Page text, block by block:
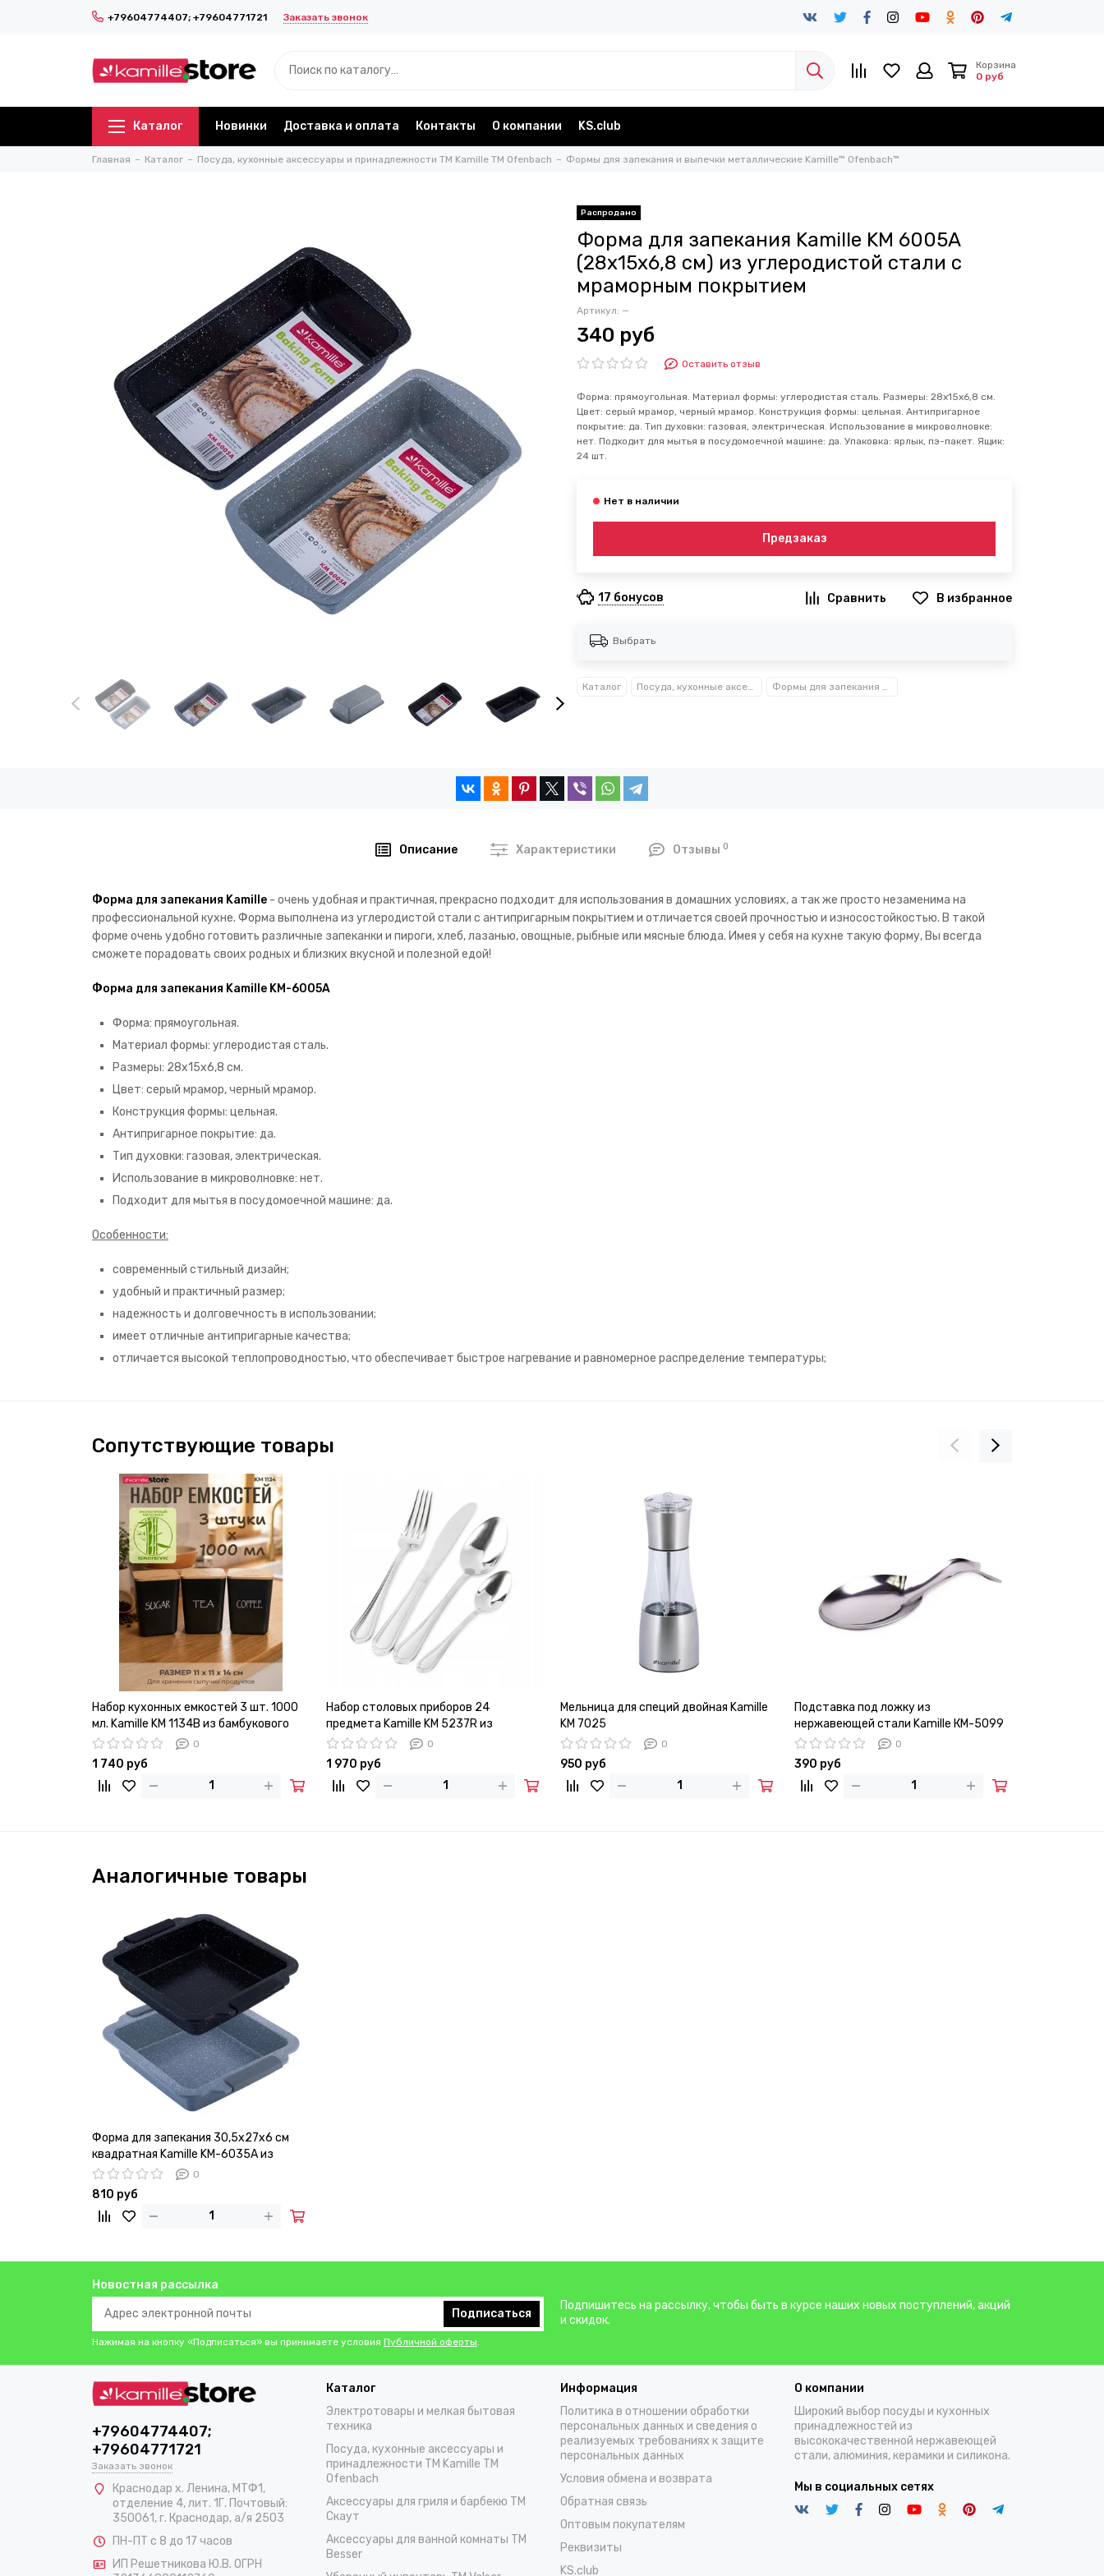
+79604774407; +79604771721 Заказать звонок
Корзина
0 руб
Каталог Новинки Доставка и оплата Контакты О компании KS.club
Главная Каталог Посуда, кухонные аксессуары и принадлежности TM Kamille TM Ofenbach Формы для запекания и выпечки металлические Kamille™ Ofenbach™
Форма для запекания Kamille KM 6005A
(28х15х6,8 см) из углеродистой стали с
мраморным покрытием
Артикул: —
340 руб
Оставить отзыв
Форма: прямоугольная. Материал формы: углеродистая сталь. Размеры: 28х15х6,8 см.
Цвет: серый мрамор, черный мрамор. Конструкция формы: цельная. Антипригарное
покрытие: да. Тип духовки: газовая, электрическая. Использование в микроволновке:
нет. Подходит для мытья в посудомоечной машине: да. Упаковка: ярлык, пэ-пакет. Ящик:
24 шт.
Предзаказ
17 бонусов В избранное
Выбрать
Каталог Посуда, кухонные аксессуары и принадлежности TM Kamille TM Ofenbach Формы для запекания и выпечки металлические Kamille™ Ofenbach™
Описание Характеристики Отзывы 0
Форма для запекания Kamille - очень удобная и практичная, прекрасно подходит для использования в домашних условиях, а так же просто незаменима на
профессиональной кухне. Форма выполнена из углеродистой стали с антипригарным покрытием и отличается своей прочностью и износостойкостью. В такой
форме очень удобно готовить различные запеканки и пироги, хлеб, лазанью, овощные, рыбные или мясные блюда. Имея у себя на кухне такую форму, Вы всегда
сможете порадовать своих родных и близких вкусной и полезной едой!
Форма для запекания Kamille KM-6005A
Форма: прямоугольная.
Материал формы: углеродистая сталь.
Размеры: 28х15х6,8 см.
Цвет: серый мрамор, черный мрамор.
Конструкция формы: цельная.
Антипригарное покрытие: да.
Тип духовки: газовая, электрическая.
Использование в микроволновке: нет.
Подходит для мытья в посудомоечной машине: да.
Особенности:
современный стильный дизайн;
удобный и практичный размер;
надежность и долговечность в использовании;
имеет отличные антипригарные качества;
отличается высокой теплопроводностью, что обеспечивает быстрое нагревание и равномерное распределение температуры;
Сопутствующие товары
Набор кухонных емкостей 3 шт. 1000
мл. Kamille KM 1134B из бамбукового
волокна с крышками
0
1 740 руб
Набор столовых приборов 24
предмета Kamille KM 5237R из
нержавеющей стали
0
1 970 руб
Мельница для специй двойная Kamille
KM 7025
0
950 руб
Подставка под ложку из
нержавеющей стали Kamille КМ-5099
0
390 руб
Аналогичные товары
Форма для запекания 30,5х27х6 см
квадратная Kamille KM-6035A из
углеродистой стали с мраморным
покрытием
0
810 руб
Новостная рассылка
Подписаться
Нажимая на кнопку «Подписаться» вы принимаете условия Публичной оферты.
Подпишитесь на рассылку, чтобы быть в курсе наших новых поступлений, акций
и скидок.
+79604774407;
+79604771721
Заказать звонок
Краснодар х. Ленина, МТФ1,
отделение 4, лит. 1Г. Почтовый:
350061, г. Краснодар, а/я 2503
ПН-ПТ с 8 до 17 часов
ИП Решетникова Ю.В. ОГРН
Каталог
Электротовары и мелкая бытовая
техника
Посуда, кухонные аксессуары и
принадлежности TM Kamille TM
Ofenbach
Аксессуары для гриля и барбекю TM
Скаут
Аксессуары для ванной комнаты TM
Besser
Информация
Политика в отношении обработки
персональных данных и сведения о
реализуемых требованиях к защите
персональных данных
Условия обмена и возврата
Обратная связь
Оптовым покупателям
Реквизиты
KS.club
О компании
Широкий выбор посуды и кухонных
принадлежностей из
высококачественной нержавеющей
стали, алюминия, керамики и силикона.
Мы в социальных сетях